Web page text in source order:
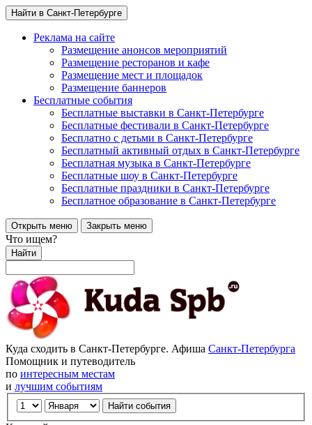
Найти в Санкт-Петербурге
Реклама на сайте
Размещение анонсов мероприятий
Размещение ресторанов и кафе
Размещение мест и площадок
Размещение баннеров
Бесплатные события
Бесплатные выставки в Санкт-Петербурге
Бесплатные фестивали в Санкт-Петербурге
Бесплатно с детьми в Санкт-Петербурге
Бесплатный активный отдых в Санкт-Петербурге
Бесплатная музыка в Санкт-Петербурге
Бесплатные шоу в Санкт-Петербурге
Бесплатные праздники в Санкт-Петербурге
Бесплатное образование в Санкт-Петербурге
Открыть меню Закрыть меню
Что ищем?
Найти
Куда сходить в Санкт-Петербурге. Афиша Санкт-Петербурга
Помощник и путеводитель
по интересным местам
и лучшим событиям